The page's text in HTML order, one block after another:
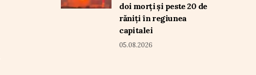
doi morți și peste 20 de
răniți în regiunea
capitalei
05.08.2026